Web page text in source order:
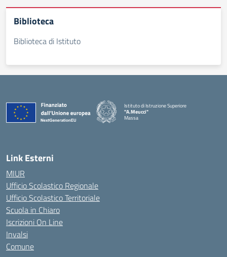
Biblioteca
Biblioteca di Istituto
Istituto di Istruzione Superiore
"A.Meucci"
Massa
Link Esterni
MIUR
Ufficio Scolastico Regionale
Ufficio Scolastico Territoriale
Scuola in Chiaro
Iscrizioni On Line
Invalsi
Comune